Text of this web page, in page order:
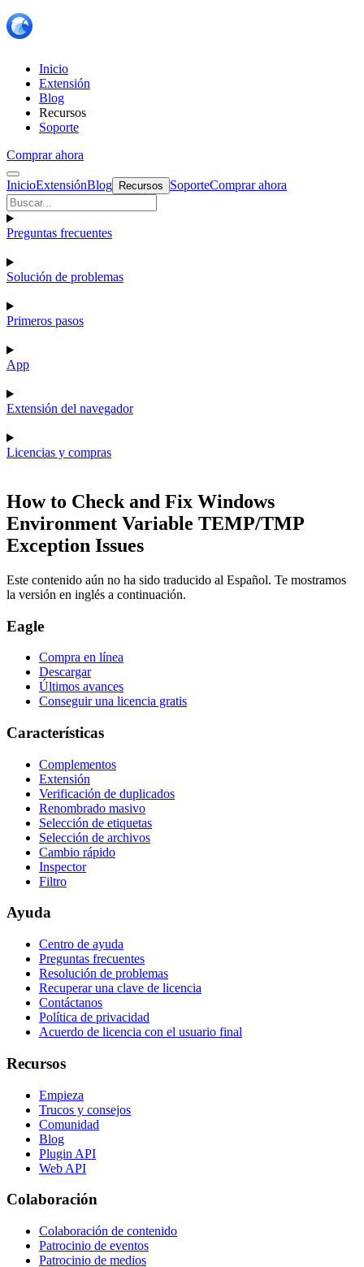
Inicio
Extensión
Blog
Recursos
Soporte
Comprar ahora
InicioExtensiónBlog Recursos SoporteComprar ahora
Preguntas frecuentes
Solución de problemas
Primeros pasos
App
Extensión del navegador
Licencias y compras
How to Check and Fix Windows
Environment Variable TEMP/TMP
Exception Issues
Este contenido aún no ha sido traducido al Español. Te mostramos
la versión en inglés a continuación.
Eagle
Compra en línea
Descargar
Últimos avances
Conseguir una licencia gratis
Características
Complementos
Extensión
Verificación de duplicados
Renombrado masivo
Selección de etiquetas
Selección de archivos
Cambio rápido
Inspector
Filtro
Ayuda
Centro de ayuda
Preguntas frecuentes
Resolución de problemas
Recuperar una clave de licencia
Contáctanos
Política de privacidad
Acuerdo de licencia con el usuario final
Recursos
Empieza
Trucos y consejos
Comunidad
Blog
Plugin API
Web API
Colaboración
Colaboración de contenido
Patrocinio de eventos
Patrocinio de medios